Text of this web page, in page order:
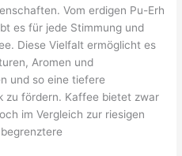
Vom erdigen Pu-Erh
es für jede Stimmung und
Diese Vielfalt ermöglicht es
Aromen und
und so eine tiefere
zu fördern. Kaffee bietet zwar
im Vergleich zur riesigen